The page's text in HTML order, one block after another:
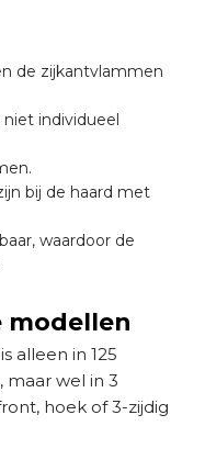
de zijkantvlammen
individueel
bij de haard met
waardoor de
modellen
alleen in 125
wel in 3
hoek of 3-zijdig